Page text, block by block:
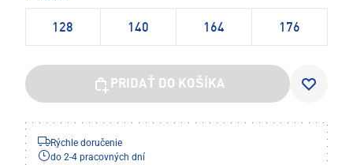
128 140 164 176
PRIDAŤ DO KOŠÍKA
Rýchle doručenie
do 2-4 pracovných dní